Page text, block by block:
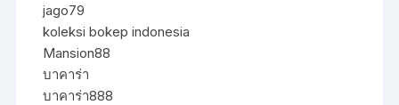
jago79
koleksi bokep indonesia
Mansion88
บาคาร่า
บาคาร่า888